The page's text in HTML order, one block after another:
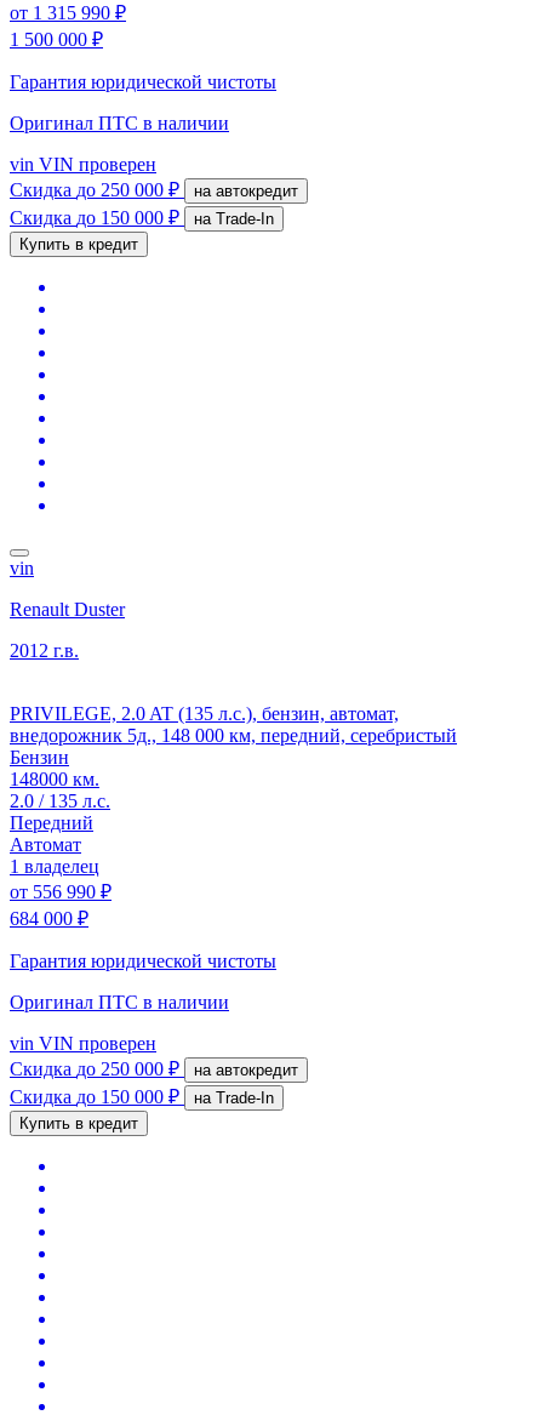
от 1 315 990 ₽
1 500 000 ₽
Гарантия юридической чистоты
Оригинал ПТС в наличии
vin VIN проверен
Скидка до 250 000 ₽ на автокредит
Скидка до 150 000 ₽
на Trade-In
Купить в кредит
vin
Renault Duster
2012 г.в.
PRIVILEGE, 2.0 AT (135 л.с.), бензин, автомат,
внедорожник 5д., 148 000 км, передний, серебристый
Бензин
148000 км.
2.0 / 135 л.с.
Передний
Автомат
1 владелец
от 556 990 ₽
684 000 ₽
Гарантия юридической чистоты
Оригинал ПТС в наличии
vin VIN проверен
Скидка до 250 000 ₽ на автокредит
Скидка до 150 000 ₽
на Trade-In
Купить в кредит